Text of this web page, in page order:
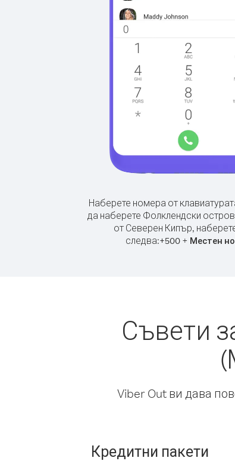
Наберете номера от
да наберете Фолклендски
от Северен Кипър,
следва:+500 + Местен
Съвети
Viber Out ви дава
Кредитни пакети